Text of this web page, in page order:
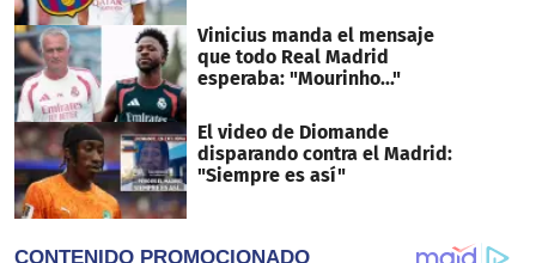
Vinicius manda el mensaje
que todo Real Madrid
esperaba: "Mourinho..."
El video de Diomande
disparando contra el Madrid:
"Siempre es así"